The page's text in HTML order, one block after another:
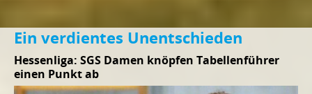
Ein verdientes Unentschieden
Hessenliga: SGS Damen knöpfen Tabellenführer
einen Punkt ab